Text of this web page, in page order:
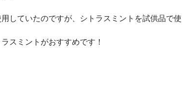
していたのですが、シトラスミントを試供品で使
スミントがおすすめです！